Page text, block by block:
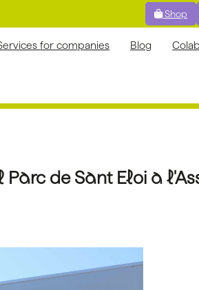
Shop
for companies Blog
de Sant Eloi a